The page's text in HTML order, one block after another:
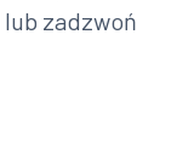
lub zadzwoń